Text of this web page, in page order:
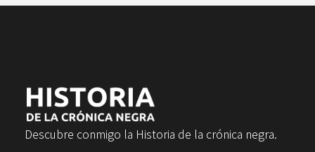
Descubre conmigo la Historia de la crónica negra.